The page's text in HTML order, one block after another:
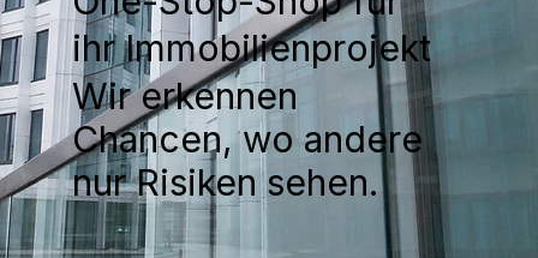
ihr Immobilienprojekt
Wir erkennen
Chancen, wo andere
nur Risiken sehen.